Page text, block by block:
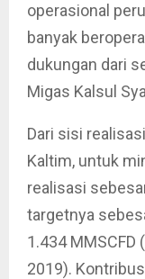
operasional
banyak
dukungan dari
Migas Kalsul
Dari sisi
Kaltim, untuk
realisasi
targetnya
1.434 MMSCFD
2019).